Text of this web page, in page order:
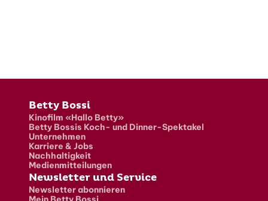
Fusszeile
Betty Bossi
Kinofilm «Hallo Betty»
Betty Bossis Koch- und Dinner-Spektakel
Unternehmen
Karriere & Jobs
Nachhaltigkeit
Medienmitteilungen
Newsletter und Service
Newsletter abonnieren